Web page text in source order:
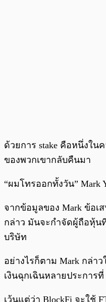
ด้วยการ stake คือหนึ่งใน
ของพวกเขากลับคืนมา
“ผมโทรออกทั้งวัน” Mark
จากข้อมูลของ Mark ข้อเส
กล่าว มันจะกำจัดผู้ถือหุ้น
บริษัท
อย่างไรก็ตาม Mark กล่า
เงินฉุกเฉินหลายประการ
เว้นแต่ว่า BlockFi จะใช้